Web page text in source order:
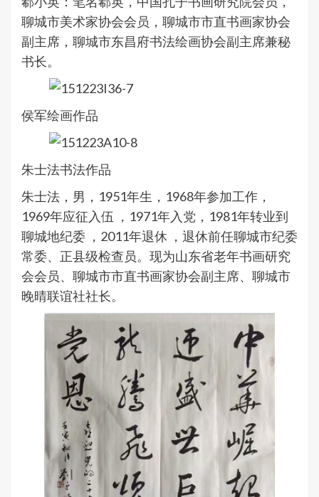
聊城市美术家协会会员，聊城市市直书画家协会
副主席，聊城市东昌府书法绘画协会副主席兼秘
书长。
侯军绘画作品
朱士法书法作品
朱士法，男，1951年生，1968年参加工作，
1969年应征入伍 ，1971年入党，1981年转业到
聊城地纪委 ，2011年退休 ，退休前任聊城市纪委
常委、正县级检查员。现为山东省老年书画研究
会会员、聊城市市直书画家协会副主席、聊城市
晚晴联谊社社长。